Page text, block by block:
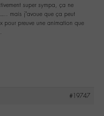
super sympa, ça ne
mais j’avoue que ça peut
pour preuve une animation que
#19747